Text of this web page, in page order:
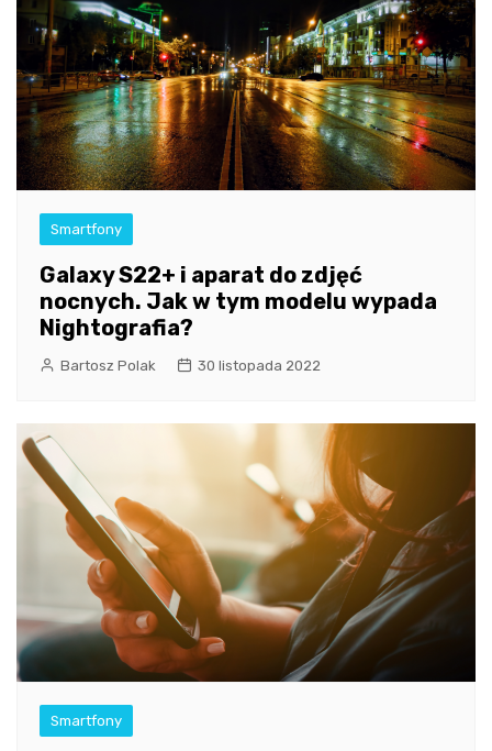
Smartfony
Galaxy S22+ i aparat do zdjęć
nocnych. Jak w tym modelu wypada
Nightografia?
Bartosz Polak 30 listopada 2022
Smartfony